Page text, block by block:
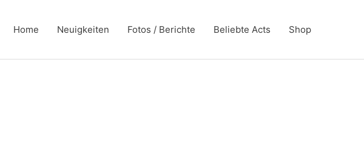
Home Neuigkeiten Fotos / Berichte Beliebte Acts Shop